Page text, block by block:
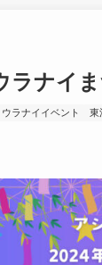
ラナイ
ウラナイイベント 東